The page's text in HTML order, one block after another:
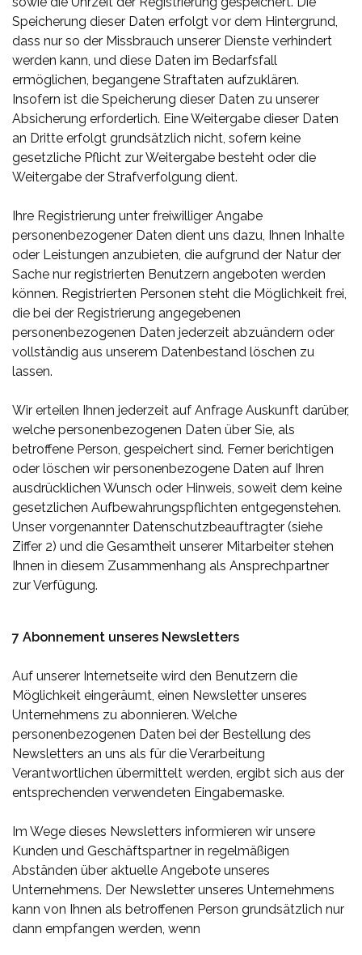
Speicherung dieser Daten erfolgt vor dem Hintergrund,
dass nur so der Missbrauch unserer Dienste verhindert
werden kann, und diese Daten im Bedarfsfall
ermöglichen, begangene Straftaten aufzuklären.
Insofern ist die Speicherung dieser Daten zu unserer
Absicherung erforderlich. Eine Weitergabe dieser Daten
an Dritte erfolgt grundsätzlich nicht, sofern keine
gesetzliche Pflicht zur Weitergabe besteht oder die
Weitergabe der Strafverfolgung dient.
Ihre Registrierung unter freiwilliger Angabe
personenbezogener Daten dient uns dazu, Ihnen Inhalte
oder Leistungen anzubieten, die aufgrund der Natur der
Sache nur registrierten Benutzern angeboten werden
können. Registrierten Personen steht die Möglichkeit frei,
die bei der Registrierung angegebenen
personenbezogenen Daten jederzeit abzuändern oder
vollständig aus unserem Datenbestand löschen zu
lassen.
Wir erteilen Ihnen jederzeit auf Anfrage Auskunft darüber,
welche personenbezogenen Daten über Sie, als
betroffene Person, gespeichert sind. Ferner berichtigen
oder löschen wir personenbezogene Daten auf Ihren
ausdrücklichen Wunsch oder Hinweis, soweit dem keine
gesetzlichen Aufbewahrungspflichten entgegenstehen.
Unser vorgenannter Datenschutzbeauftragter (siehe
Ziffer 2) und die Gesamtheit unserer Mitarbeiter stehen
Ihnen in diesem Zusammenhang als Ansprechpartner
zur Verfügung.
7 Abonnement unseres Newsletters
Auf unserer Internetseite wird den Benutzern die
Möglichkeit eingeräumt, einen Newsletter unseres
Unternehmens zu abonnieren. Welche
personenbezogenen Daten bei der Bestellung des
Newsletters an uns als für die Verarbeitung
Verantwortlichen übermittelt werden, ergibt sich aus der
entsprechenden verwendeten Eingabemaske.
Im Wege dieses Newsletters informieren wir unsere
Kunden und Geschäftspartner in regelmäßigen
Abständen über aktuelle Angebote unseres
Unternehmens. Der Newsletter unseres Unternehmens
kann von Ihnen als betroffenen Person grundsätzlich nur
dann empfangen werden, wenn